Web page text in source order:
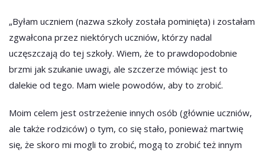
„Byłam uczniem (nazwa szkoły została pominięta) i zostałam
zgwałcona przez niektórych uczniów, którzy nadal
uczęszczają do tej szkoły. Wiem, że to prawdopodobnie
brzmi jak szukanie uwagi, ale szczerze mówiąc jest to
dalekie od tego. Mam wiele powodów, aby to zrobić.
Moim celem jest ostrzeżenie innych osób (głównie uczniów,
ale także rodziców) o tym, co się stało, ponieważ martwię
się, że skoro mi mogli to zrobić, mogą to zrobić też innym